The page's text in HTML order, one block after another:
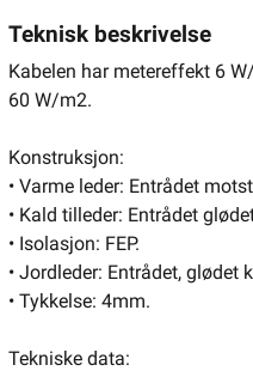
Varmekabel For Tregulv Millicable
Teknisk beskrivelse
Kabelen har metereffekt 6
60 W/m2.
Konstruksjon:
• Varme leder: Entrådet
• Kald tilleder: Entrådet
• Isolasjon: FEP.
• Jordleder: Entrådet, glødet
• Tykkelse: 4mm.
Tekniske data: